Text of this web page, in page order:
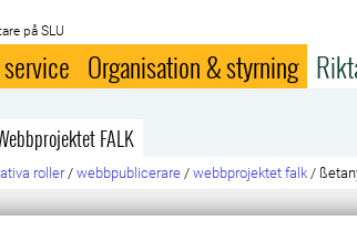
på SLU
Organisation & styrning
FALK
roller / webbpublicerare / webbprojektet falk /